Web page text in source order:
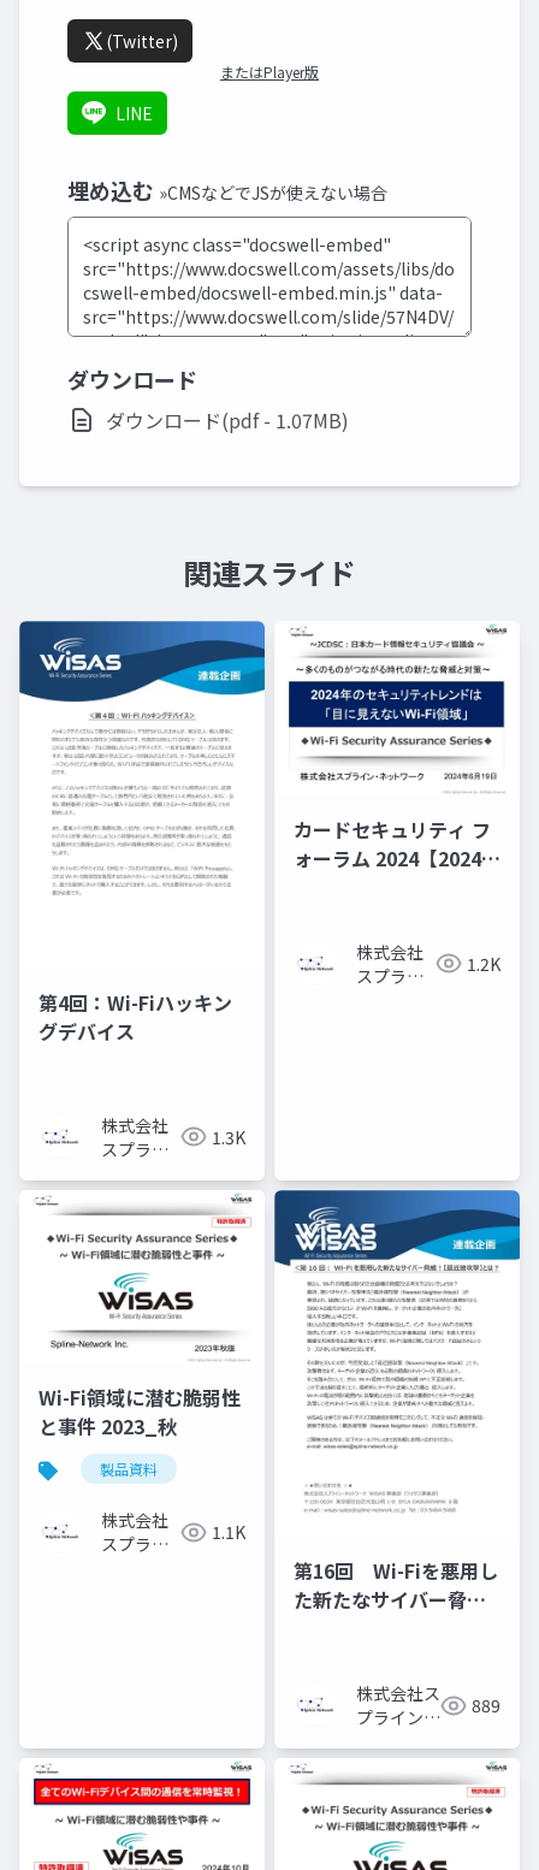
(Twitter)
またはPlayer版
LINE
埋め込む »CMSなどでJSが使えない場合
ダウンロード
ダウンロード(pdf - 1.07MB)
関連スライド
第4回：Wi-Fiハッキン
グデバイス
株式会社
スプライ
トワーク
1.3K
カードセキュリティ フ
ォーラム 2024【2024年
Wi-Fi領域」】
株式会社
スプライ
1.2K
Wi-Fi領域に潜む脆弱性
と事件 2023_秋
製品資料
株式会社
スプライ
1.1K
第16回 Wi-Fiを悪用し
た新たなサイバー脅
株式会社ス
プライン・
ク
889